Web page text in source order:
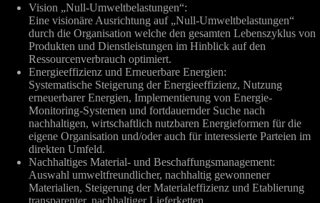
Vision „Null-Umweltbelastungen“:
Eine visionäre Ausrichtung auf „Null-Umweltbelastungen“
durch die Organisation welche den gesamten Lebenszyklus von
Produkten und Dienstleistungen im Hinblick auf den
Ressourcenverbrauch optimiert.
Energieeffizienz und Erneuerbare Energien:
Systematische Steigerung der Energieeffizienz, Nutzung
erneuerbarer Energien, Implementierung von Energie-
Monitoring-Systemen und fortdauernder Suche nach
nachhaltigen, wirtschaftlich nutzbaren Energieformen für die
eigene Organisation und/oder auch für interessierte Parteien im
direkten Umfeld.
Nachhaltiges Material- und Beschaffungsmanagement:
Auswahl umweltfreundlicher, nachhaltig gewonnener
Materialien, Steigerung der Materialeffizienz und Etablierung
transparenter, nachhaltiger Lieferketten.